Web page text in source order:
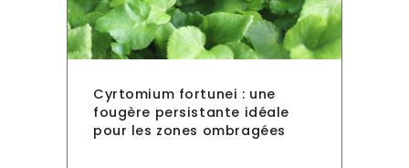
Cyrtomium fortunei : une
fougère persistante idéale
pour les zones ombragées